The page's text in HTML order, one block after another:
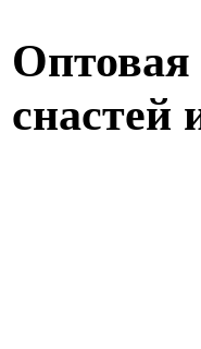
снастей